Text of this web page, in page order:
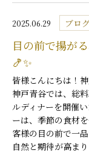
2025.06.29 ブロ
目の前で揚が
🍤✨
皆様こんにちは！
神戸青谷では、総
ルディナーを開催
ーは、季節の食材
客様の目の前で一
自然と期待が高ま